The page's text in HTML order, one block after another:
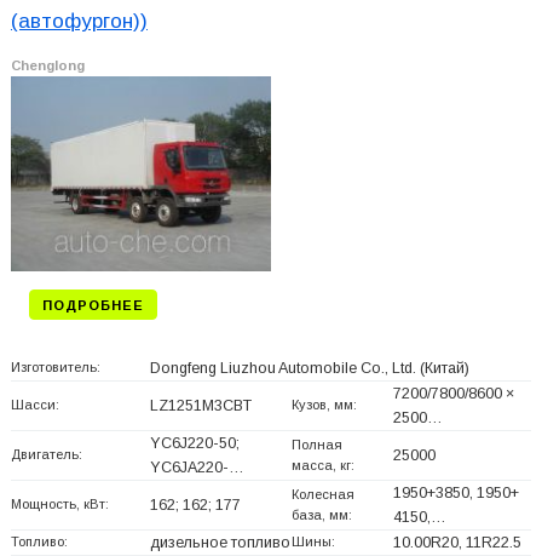
(автофургон))
Chenglong
ПОДРОБНЕЕ
Изготовитель: Dongfeng Liuzhou Automobile Co., Ltd. (Китай)
Шасси: LZ1251M3CBT Кузов, мм:
7200/7800/8600 ×
2500…
Двигатель:
YC6J220-50;
YC6JA220-…
Полная
масса, кг:
25000
Мощность, кВт: 162; 162; 177
Колесная
база, мм:
1950+3850, 1950+
4150,…
Топливо: дизельное топливо Шины: 10.00R20, 11R22.5